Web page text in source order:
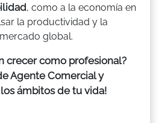
, como a la economía en
la productividad y la
global.
crecer como profesional?
Agente Comercial y
ámbitos de tu vida!